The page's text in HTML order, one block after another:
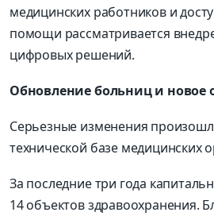
медицинских работников и
помощи рассматривается
цифровых решений.
Обновление больниц и новое
Серьезные изменения
технической базе медицинских
За последние три года
14 объектов здравоохранения.